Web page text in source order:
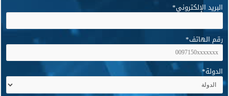
البريد الإلكتروني*
رقم الهاتف*
الدولة*